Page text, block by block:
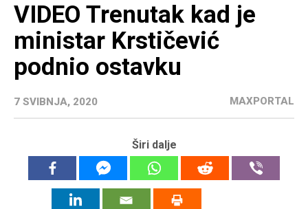
VIDEO Trenutak kad je
ministar Krstičević
podnio ostavku
7 SVIBNJA, 2020 MAXPORTAL
Širi dalje